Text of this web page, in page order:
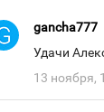
gancha777
Удачи
13 ноября,